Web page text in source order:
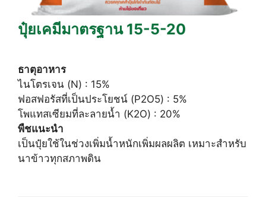
ปุ๋ยเคมีมาตรฐาน 15-5-20
ธาตุอาหาร
ไนโตรเจน (N) : 15%
ฟอสฟอรัสที่เป็นประโยชน์ (P2O5) : 5%
โพแทสเซียมที่ละลายน้ำ (K2O) : 20%
พืชแนะนำ
เป็นปุ๋ยใช้ในช่วงเพิ่มน้ำหนักเพิ่มผลผลิต เหมาะสำหรับ
นาข้าวทุกสภาพดิน